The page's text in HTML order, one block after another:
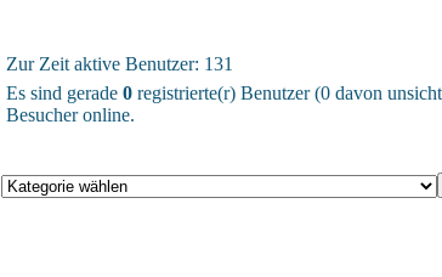
Zur Zeit aktive Benutzer: 131
Es sind gerade 0 registrierte(r) Benutzer (0 davon
Besucher online.